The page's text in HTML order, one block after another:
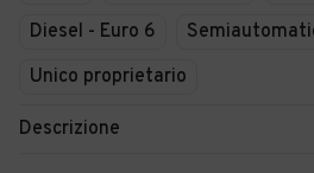
Diesel - Euro 6
Unico proprietario
Descrizione